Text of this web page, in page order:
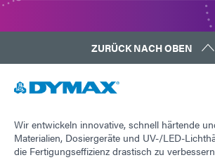
ZURÜCK NACH OBEN
Wir entwickeln innovative, schnell härtende
Materialien, Dosiergeräte und UV-/LED-
die Fertigungseffizienz drastisch zu